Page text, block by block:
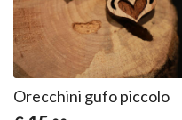
Orecchini gufo piccolo